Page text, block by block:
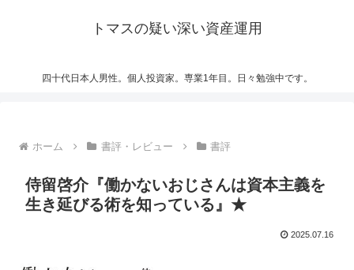
トマスの疑い深い資産運用
四十代日本人男性。個人投資家。専業1年目。日々勉強中です。
ホーム 書評・レビュー 書評
侍留啓介『働かないおじさんは資本主義を
生き延びる術を知っている』★
2025.07.16